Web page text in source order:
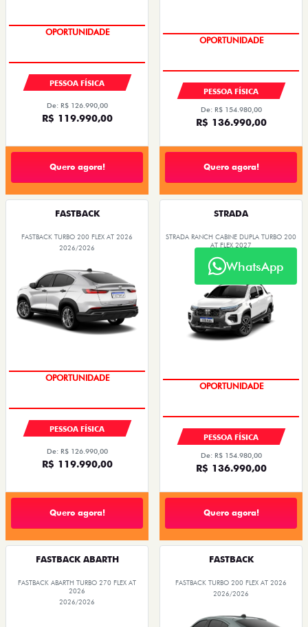
EMPLACAMENTO GRÁTIS
PESSOA FÍSICA
De: R$ 126.990,00
R$ 119.990,00
Quero agora!
EMPLACAMENTO GRÁTIS
PESSOA FÍSICA
De: R$ 154.980,00
R$ 136.990,00
Quero agora!
FASTBACK
FASTBACK TURBO 200 FLEX AT 2026
2026/2026
EMPLACAMENTO GRÁTIS
PESSOA FÍSICA
De: R$ 126.990,00
R$ 119.990,00
Quero agora!
STRADA
STRADA RANCH CABINE DUPLA TURBO 200
AT FLEX 2027
2026/2027
EMPLACAMENTO GRÁTIS
PESSOA FÍSICA
De: R$ 154.980,00
R$ 136.990,00
Quero agora!
FASTBACK ABARTH
FASTBACK ABARTH TURBO 270 FLEX AT
2026
2026/2026
FASTBACK
FASTBACK TURBO 200 FLEX AT 2026
2026/2026
WhatsApp